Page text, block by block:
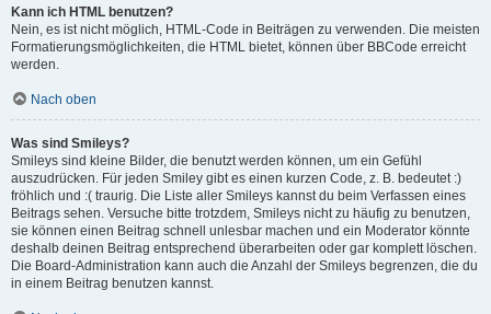
Kann ich HTML benutzen?
Nein, es ist nicht möglich, HTML-Code in Beiträgen zu verwenden. Die meisten
Formatierungsmöglichkeiten, die HTML bietet, können über BBCode erreicht
werden.
Nach oben
Was sind Smileys?
Smileys sind kleine Bilder, die benutzt werden können, um ein Gefühl
auszudrücken. Für jeden Smiley gibt es einen kurzen Code, z. B. bedeutet :)
fröhlich und :( traurig. Die Liste aller Smileys kannst du beim Verfassen eines
Beitrags sehen. Versuche bitte trotzdem, Smileys nicht zu häufig zu benutzen,
sie können einen Beitrag schnell unlesbar machen und ein Moderator könnte
deshalb deinen Beitrag entsprechend überarbeiten oder gar komplett löschen.
Die Board-Administration kann auch die Anzahl der Smileys begrenzen, die du
in einem Beitrag benutzen kannst.